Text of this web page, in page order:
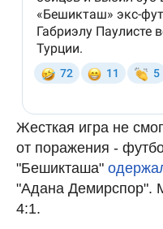
Жесткая игра не
от поражения -
"Бешикташа"
"Адана Демирспор".
4:1.